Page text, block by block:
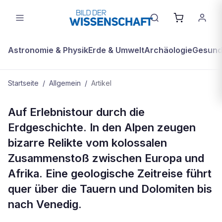
Astronomie & PhysikErde & UmweltArchäologie
Startseite / Allgemein / Artikel
Die alpine Zeitreise
Auf Erlebnistour durch die
Erdgeschichte. In den Alpen zeugen
bizarre Relikte vom kolossalen
Zusammenstoß zwischen Europa und
Afrika. Eine geologische Zeitreise führt
quer über die Tauern und Dolomiten bis
nach Venedig.